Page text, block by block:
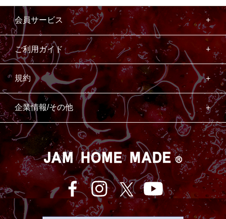
会員サービス
ご利用ガイド
規約
企業情報/その他